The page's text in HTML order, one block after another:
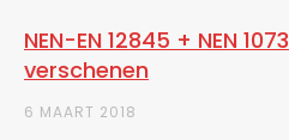
NEN-EN 12845 + NEN 1073
verschenen
6 MAART 2018